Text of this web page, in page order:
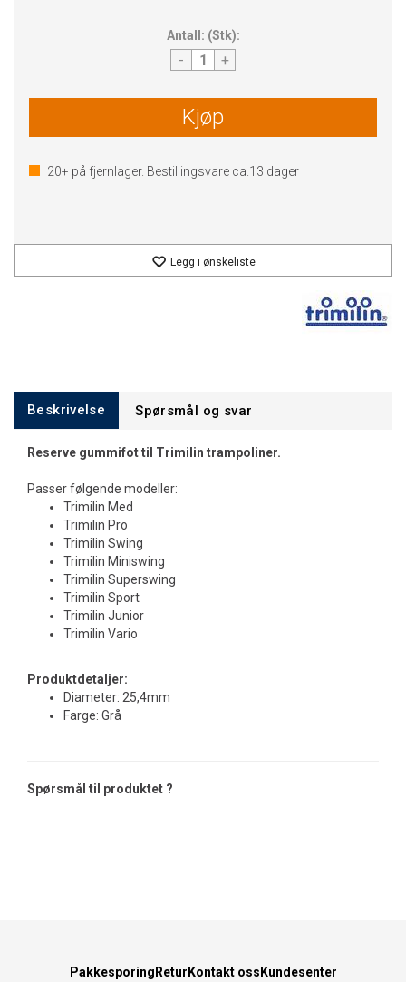
Antall: (Stk):
- +
Kjøp
20+ på fjernlager. Bestillingsvare ca. 13 dager
Legg i ønskeliste
Beskrivelse Spørsmål og svar
Reserve gummifot til Trimilin trampoliner.
Passer følgende modeller:
Trimilin Med
Trimilin Pro
Trimilin Swing
Trimilin Miniswing
Trimilin Superswing
Trimilin Sport
Trimilin Junior
Trimilin Vario
Produktdetaljer:
Diameter: 25,4mm
Farge: Grå
Spørsmål til produktet ?
PakkesporingReturKontakt ossKundesenter